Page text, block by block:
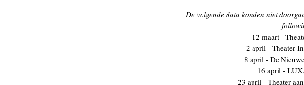
De volgende data konden niet
12 maart -
2 april - Theater
8 april - De
16 april -
23 april - Theater